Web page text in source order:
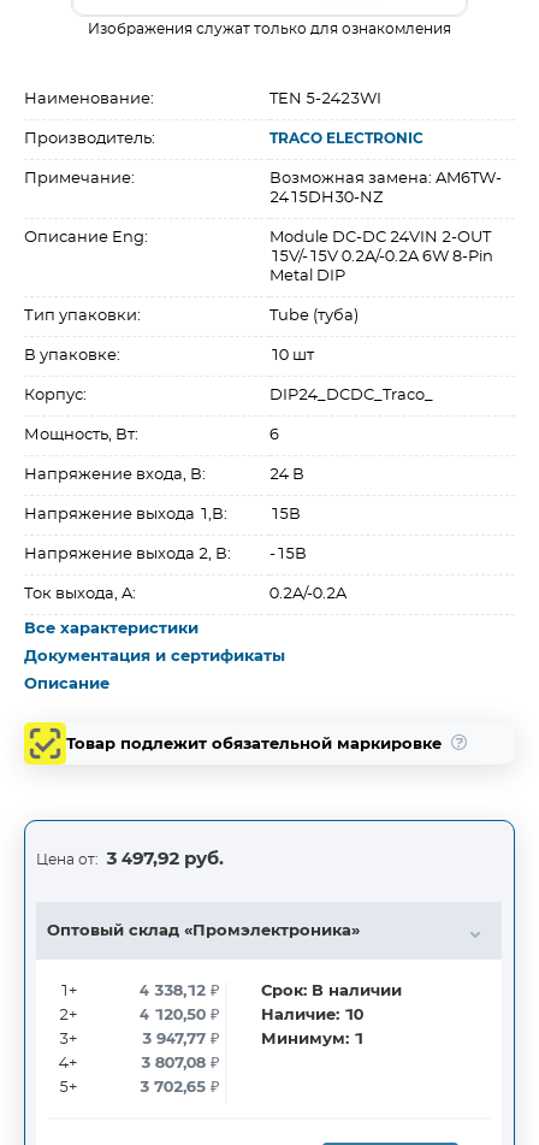
Изображения служат только для ознакомления
Наименование: TEN 5-2423WI
Производитель: TRACO ELECTRONIC
Примечание:
Возможная замена: AM6TW-
2415DH30-NZ
Описание Eng:
Module DC-DC 24VIN 2-OUT
15V/-15V 0.2A/-0.2A 6W 8-Pin
Metal DIP
Тип упаковки: Tube (туба)
В упаковке: 10 шт
Корпус: DIP24_DCDC_Traco_
Мощность, Вт: 6
Напряжение входа, В: 24 В
Напряжение выхода 1,В: 15В
Напряжение выхода 2, В: -15В
Ток выхода, A: 0.2A/-0.2A
Все характеристики
Документация и сертификаты
Описание
Товар подлежит обязательной маркировке
Цена от: 3 497,92 руб.
Оптовый склад «Промэлектроника»
1+
2+
3+
4+
5+
4 338,12₽
4 120,50₽
3 947,77₽
3 807,08₽
3 702,65₽
Срок: В наличии
Наличие: 10
Минимум: 1